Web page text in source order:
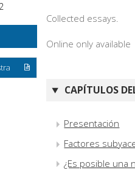
Collected essays.
Online only available
CAPÍTULOS
Presentación
Factores
¿Es posible una